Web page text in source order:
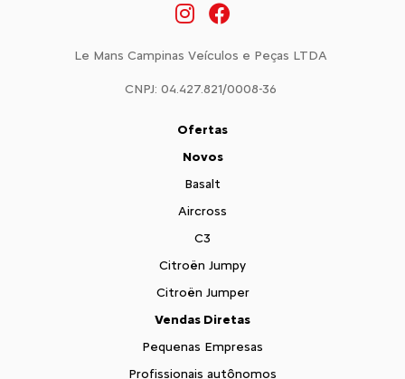
Le Mans Campinas Veículos e Peças LTDA
CNPJ: 04.427.821/0008-36
Ofertas
Novos
Basalt
Aircross
C3
Citroën Jumpy
Citroën Jumper
Vendas Diretas
Pequenas Empresas
Profissionais autônomos